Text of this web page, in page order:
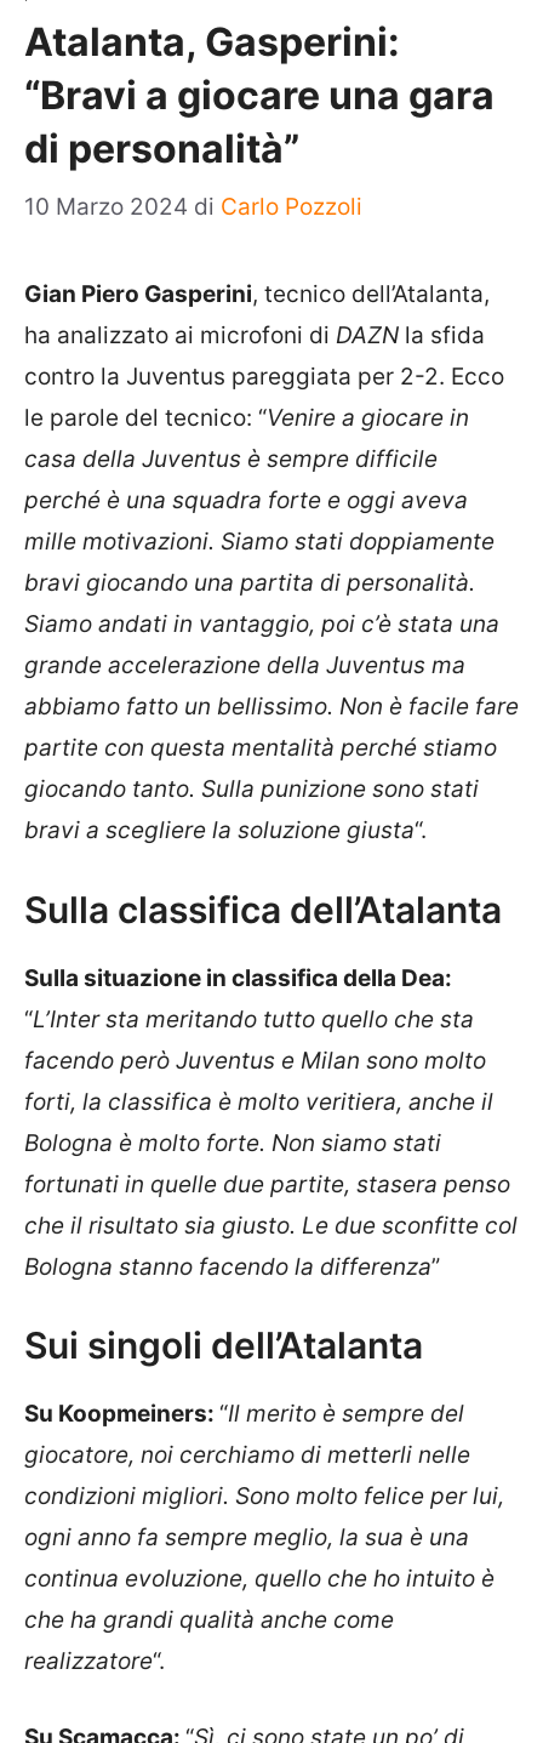
Atalanta, Gasperini:
“Bravi a giocare una gara
di personalità”
10 Marzo 2024 di Carlo Pozzoli
Gian Piero Gasperini, tecnico dell’Atalanta,
ha analizzato ai microfoni di DAZN la sfida
contro la Juventus pareggiata per 2-2. Ecco
le parole del tecnico: “Venire a giocare in
casa della Juventus è sempre difficile
perché è una squadra forte e oggi aveva
mille motivazioni. Siamo stati doppiamente
bravi giocando una partita di personalità.
Siamo andati in vantaggio, poi c’è stata una
grande accelerazione della Juventus ma
abbiamo fatto un bellissimo. Non è facile fare
partite con questa mentalità perché stiamo
giocando tanto. Sulla punizione sono stati
bravi a scegliere la soluzione giusta“.
Sulla classifica dell’Atalanta
Sulla situazione in classifica della Dea:
“L’Inter sta meritando tutto quello che sta
facendo però Juventus e Milan sono molto
forti, la classifica è molto veritiera, anche il
Bologna è molto forte. Non siamo stati
fortunati in quelle due partite, stasera penso
che il risultato sia giusto. Le due sconfitte col
Bologna stanno facendo la differenza”
Sui singoli dell’Atalanta
Su Koopmeiners: “Il merito è sempre del
giocatore, noi cerchiamo di metterli nelle
condizioni migliori. Sono molto felice per lui,
ogni anno fa sempre meglio, la sua è una
continua evoluzione, quello che ho intuito è
che ha grandi qualità anche come
realizzatore“.
Su Scamacca: “Sì, ci sono state un po’ di